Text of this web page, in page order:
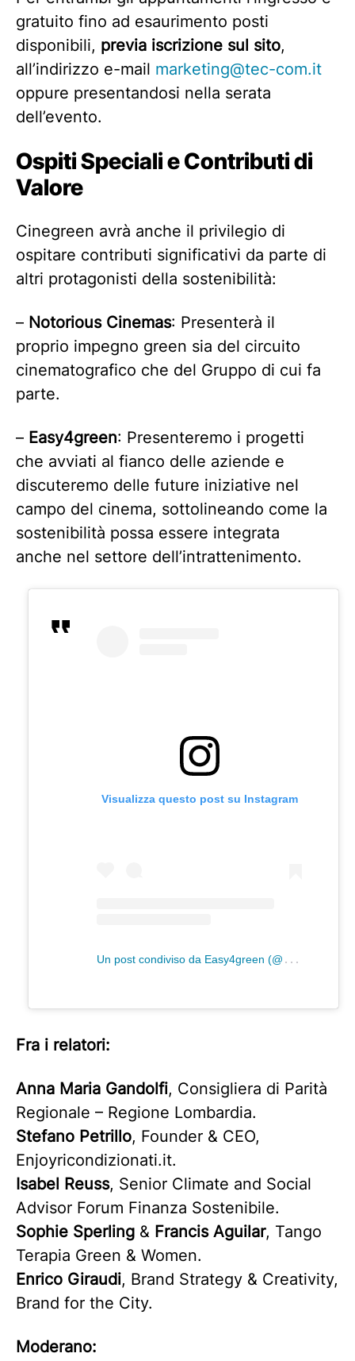
gratuito fino ad esaurimento posti
disponibili, previa iscrizione sul sito,
all’indirizzo e-mail marketing@tec-com.it
oppure presentandosi nella serata
dell’evento.
Ospiti Speciali e Contributi di
Valore
Cinegreen avrà anche il privilegio di
ospitare contributi significativi da parte di
altri protagonisti della sostenibilità:
– Notorious Cinemas: Presenterà il
proprio impegno green sia del circuito
cinematografico che del Gruppo di cui fa
parte.
– Easy4green: Presenteremo i progetti
che avviati al fianco delle aziende e
discuteremo delle future iniziative nel
campo del cinema, sottolineando come la
sostenibilità possa essere integrata
anche nel settore dell’intrattenimento.
Visualizza questo post su Instagram
U
n post condiviso da Easy4green (@easy4green)
Fra i relatori:
Anna Maria Gandolfi, Consigliera di Parità
Regionale – Regione Lombardia.
Stefano Petrillo, Founder & CEO,
Enjoyricondizionati.it.
Isabel Reuss, Senior Climate and Social
Advisor Forum Finanza Sostenibile.
Sophie Sperling & Francis Aguilar, Tango
Terapia Green & Women.
Enrico Giraudi, Brand Strategy & Creativity,
Brand for the City.
Moderano: